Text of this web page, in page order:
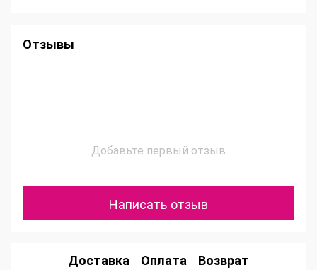
Отзывы
Добавьте первый отзыв
Написать отзыв
Доставка Оплата Возврат